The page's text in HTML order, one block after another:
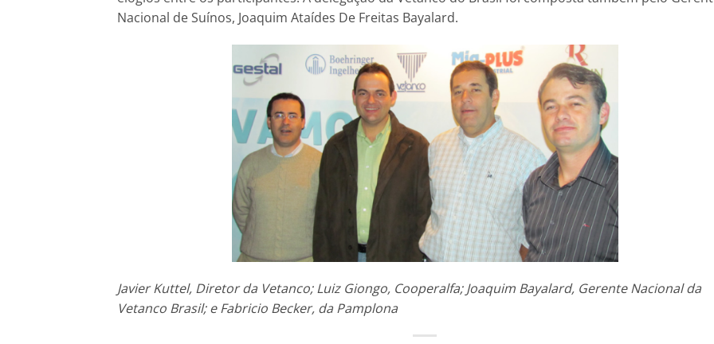
Nacional de Suínos, Joaquim Ataí­des De Freitas Bayalard.
Javier Kuttel, Diretor da Vetanco; Luiz Giongo, Cooperalfa; Joaquim Bayalard, Gerente Nacional da
Vetanco Brasil; e Fabricio Becker, da Pamplona